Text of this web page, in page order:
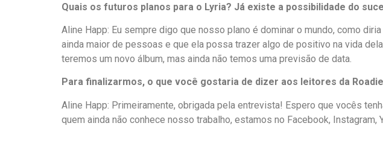
Quais os futuros planos para o Lyria? Já existe a possibilidade do
Aline Happ: Eu sempre digo que nosso plano é dominar o mundo, como
ainda maior de pessoas e que ela possa trazer algo de positivo na vida
teremos um novo álbum, mas ainda não temos uma previsão de data.
Para finalizarmos, o que você gostaria de dizer aos leitores da
Aline Happ: Primeiramente, obrigada pela entrevista! Espero que vocês
quem ainda não conhece nosso trabalho, estamos no Facebook, Instagram,